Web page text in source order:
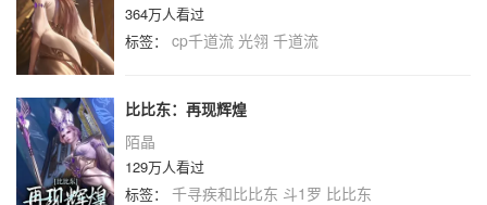
364万人看过
标签： cp千道流 光翎 千道流
比比东：再现辉煌
陌晶
129万人看过
标签： 千寻疾和比比东 斗1罗 比比东